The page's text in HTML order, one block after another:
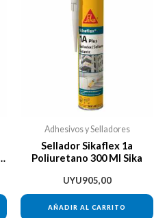
la
página
Adhesivos y Selladores
Sellador Sikaflex 1a
Poliuretano 300 Ml Sika
UYU905,00
AÑADIR AL CARRITO